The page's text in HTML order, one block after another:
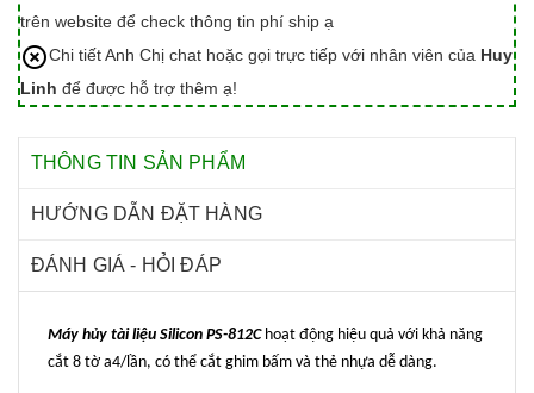
trên website để check thông tin phí ship ạ
Chi tiết Anh Chị chat hoặc gọi trực tiếp với nhân viên của Huy
Linh để được hỗ trợ thêm ạ!
THÔNG TIN SẢN PHẨM
HƯỚNG DẪN ĐẶT HÀNG
ĐÁNH GIÁ - HỎI ĐÁP
Máy hủy tài liệu Silicon PS-812Choạt động hiệu quả với khả năng
cắt 8 tờ a4/lần, có thể cắt ghim bấm và thẻ nhựa dễ dàng.